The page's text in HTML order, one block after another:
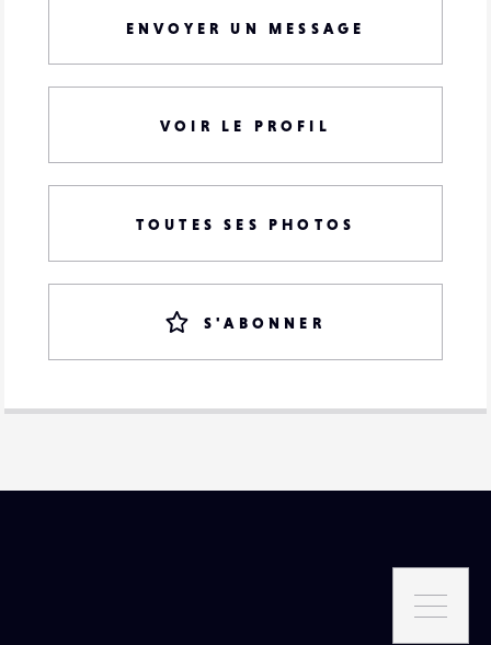
ENVOYER UN MESSAGE
VOIR LE PROFIL
TOUTES SES PHOTOS
S'ABONNER